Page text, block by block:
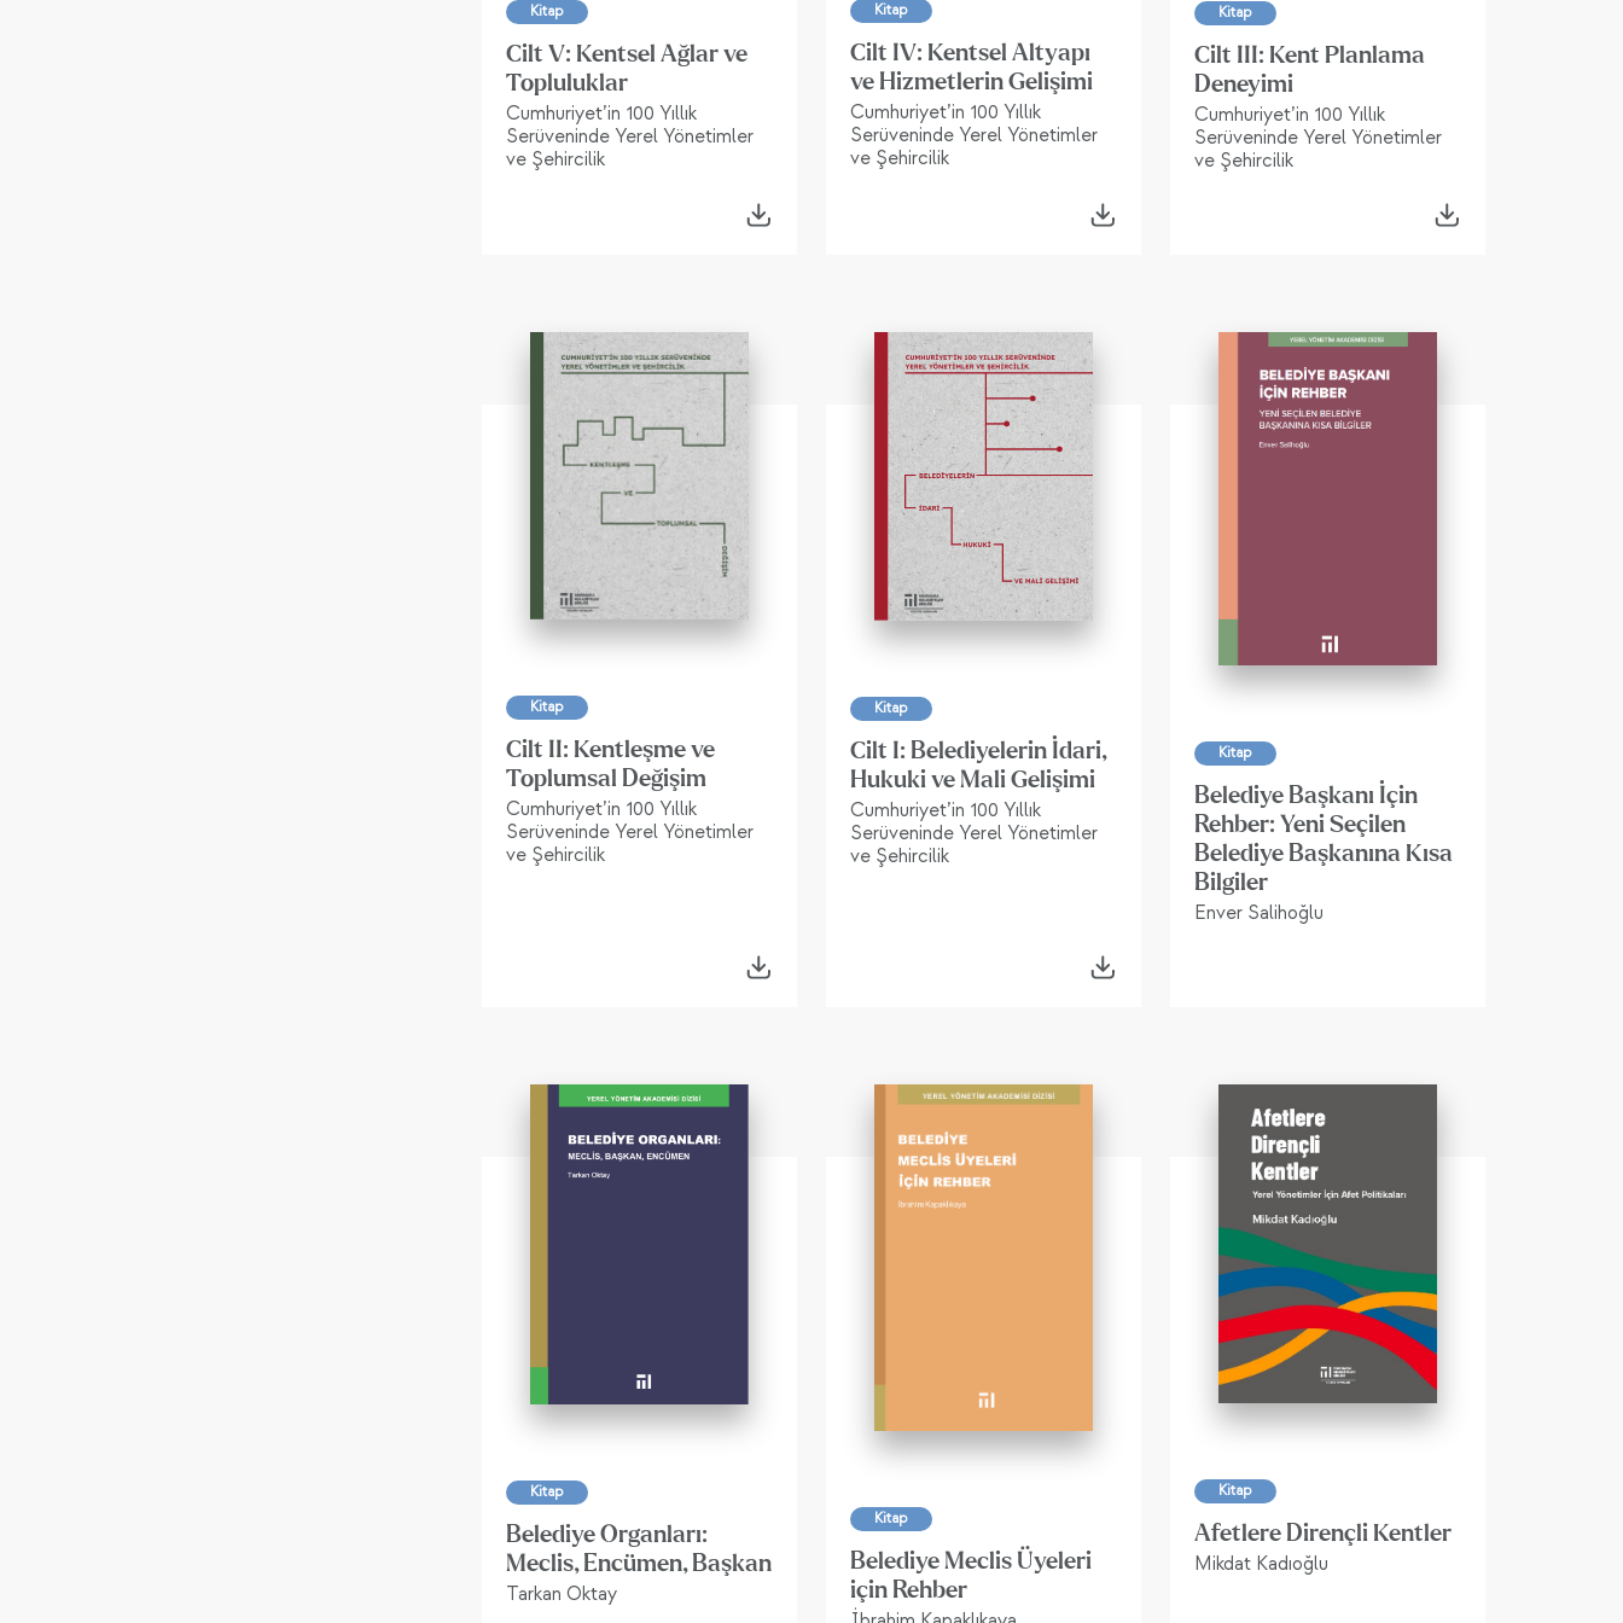
Kitap
Cilt V: Kentsel Ağlar ve
Topluluklar
Cumhuriyet’in 100 Yıllık
Serüveninde Yerel Yönetimler
ve Şehircilik
Kitap
Cilt IV: Kentsel Altyapı
ve Hizmetlerin Gelişimi
Cumhuriyet’in 100 Yıllık
Serüveninde Yerel Yönetimler
ve Şehircilik
Kitap
Cilt III: Kent Planlama
Deneyimi
Cumhuriyet’in 100 Yıllık
Serüveninde Yerel Yönetimler
ve Şehircilik
Kitap
Cilt II: Kentleşme ve
Toplumsal Değişim
Cumhuriyet’in 100 Yıllık
Serüveninde Yerel Yönetimler
ve Şehircilik
Kitap
Cilt I: Belediyelerin İdari,
Hukuki ve Mali Gelişimi
Cumhuriyet’in 100 Yıllık
Serüveninde Yerel Yönetimler
ve Şehircilik
Kitap
Belediye Başkanı İçin
Rehber: Yeni Seçilen
Belediye Başkanına Kısa
Bilgiler
Enver Salihoğlu
Kitap
Belediye Organları:
Meclis, Encümen, Başkan
Tarkan Oktay
Kitap
Belediye Meclis Üyeleri
için Rehber
Kitap
Afetlere Dirençli Kentler
Mikdat Kadıoğlu